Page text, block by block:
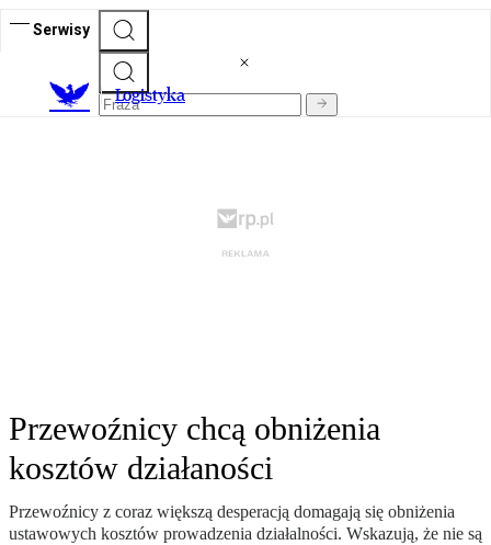
Serwisy
Logistyka
Przewoźnicy chcą obniżenia
kosztów działaności
Przewoźnicy z coraz większą desperacją domagają się obniżenia
ustawowych kosztów prowadzenia działalności. Wskazują, że nie są